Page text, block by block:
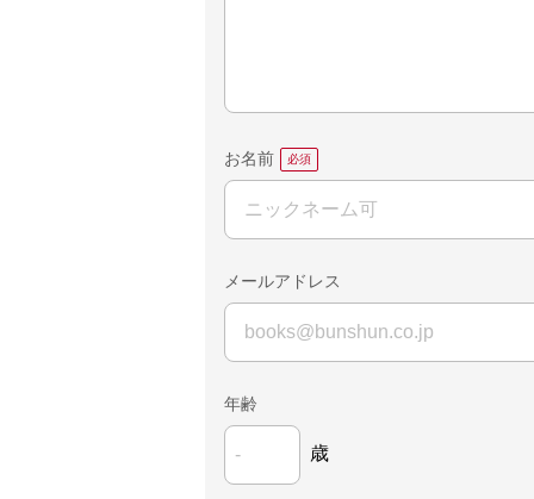
お名前
メールアドレス
年齢
歳